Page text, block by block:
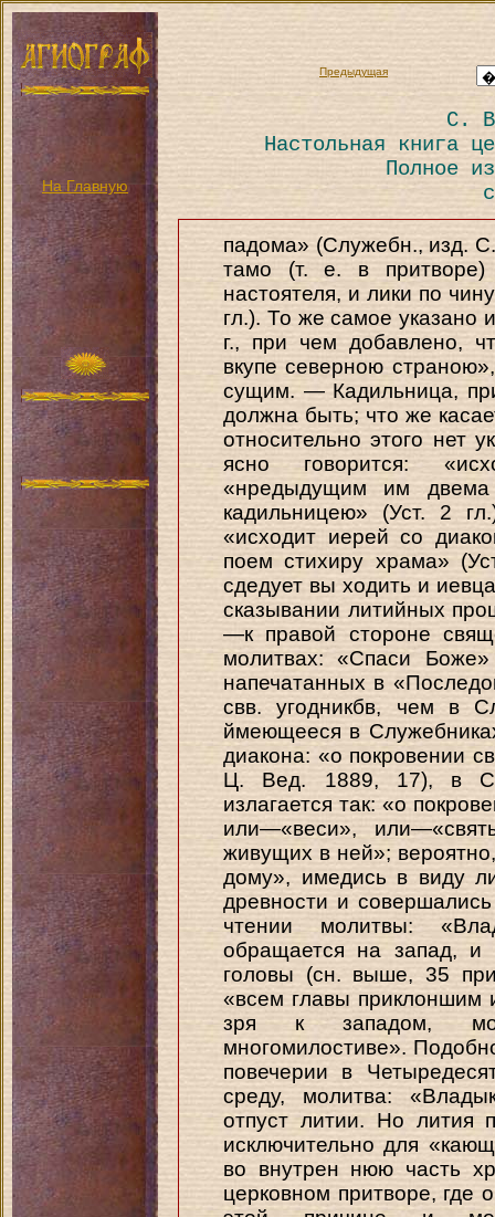
На Главную
Предыдущая
С.
Настольная книга
Полное
падома» (Служебн., изд.
тамо (т. е. в притворе)
настоятеля, и лики по
гл.). То же самое указано
г., при чем добавлено,
вкупе северною
сущим. — Кадильница,
должна быть; что же
относительно этого нет
ясно говорится:
«нредыдущим им двема
кадильницею» (Уст. 2
«исходит иерей со
поем стихиру храма»
сдедует вы ходить и
сказывании литийных
—к правой стороне
молитвах: «Спаси
напечатанных в
свв. угодникбв, чем в
ймеющееся в
диакона: «о покровении
Ц. Вед. 1889, 17), в
излагается так: «о
или—«веси»,
живущих в ней»;
дому», имедись в виду
древности и
чтении молитвы:
обращается на запад, и
головы (сн. выше, 35
«всем главы
зря к западом,
многомилостиве».
повечерии в
среду, молитва:
отпуст литии. Но лития
исключительно для
во внутрен нюю часть
церковном притворе, где